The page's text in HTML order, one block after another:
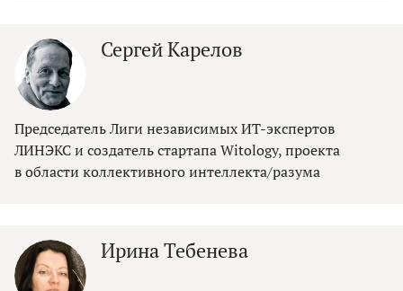
Сергей Карелов
Председатель Лиги независимых ИТ-экспертов
ЛИНЭКС и создатель стартапа Witology, проекта
в области коллективного интеллекта/разума
Ирина Тебенева